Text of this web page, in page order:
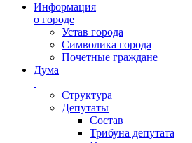
Информация
о городе
Устав города
Символика города
Почетные граждане
Дума
Структура
Депутаты
Состав
Трибуна депутата